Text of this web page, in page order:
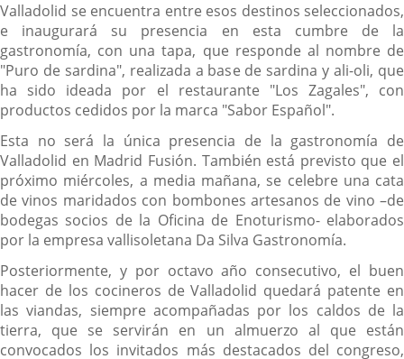
Valladolid se encuentra entre esos destinos seleccionados,
e inaugurará su presencia en esta cumbre de la
gastronomía, con una tapa, que responde al nombre de
"Puro de sardina", realizada a base de sardina y ali-oli, que
ha sido ideada por el restaurante "Los Zagales", con
productos cedidos por la marca "Sabor Español".
Esta no será la única presencia de la gastronomía de
Valladolid en Madrid Fusión. También está previsto que el
próximo miércoles, a media mañana, se celebre una cata
de vinos maridados con bombones artesanos de vino –de
bodegas socios de la Oficina de Enoturismo- elaborados
por la empresa vallisoletana Da Silva Gastronomía.
Posteriormente, y por octavo año consecutivo, el buen
hacer de los cocineros de Valladolid quedará patente en
las viandas, siempre acompañadas por los caldos de la
tierra, que se servirán en un almuerzo al que están
convocados los invitados más destacados del congreso,